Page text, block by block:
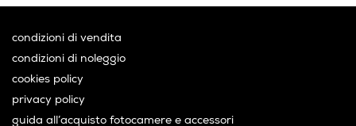
Acquirente verificato
condizioni di vendita
condizioni di noleggio